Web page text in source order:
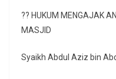
?? HUKUM MENGAJAK
MASJID
Syaikh Abdul Aziz bin